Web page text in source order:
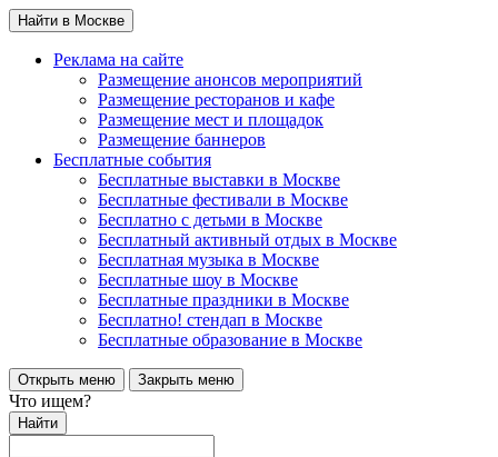
Найти в Москве
Реклама на сайте
Размещение анонсов мероприятий
Размещение ресторанов и кафе
Размещение мест и площадок
Размещение баннеров
Бесплатные события
Бесплатные выставки в Москве
Бесплатные фестивали в Москве
Бесплатно с детьми в Москве
Бесплатный активный отдых в Москве
Бесплатная музыка в Москве
Бесплатные шоу в Москве
Бесплатные праздники в Москве
Бесплатно! стендап в Москве
Бесплатные образование в Москве
Открыть меню Закрыть меню
Что ищем?
Найти